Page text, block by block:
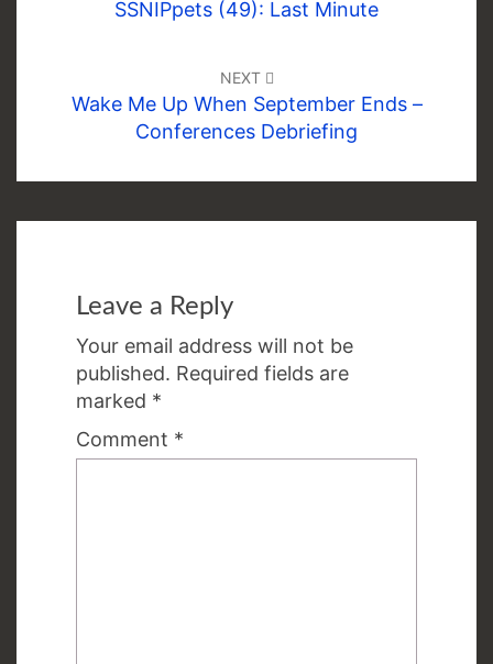
SSNIPpets (49): Last Minute
NEXT
Wake Me Up When September Ends –
Conferences Debriefing
Leave a Reply
Your email address will not be
published. Required fields are
marked *
Comment *